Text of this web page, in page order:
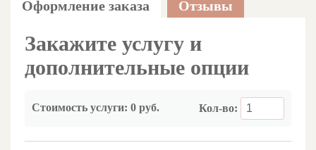
Оформление заказа Отзывы
Закажите услугу и
дополнительные опции
Стоимость услуги: 0 руб. Кол-во: